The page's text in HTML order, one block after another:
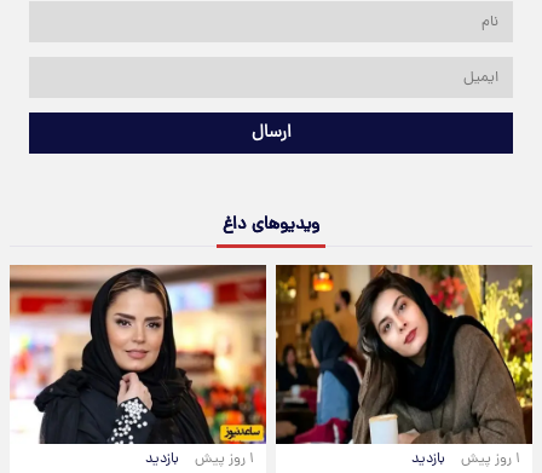
ارسال
ویدیوهای داغ
۱ روز پیش بازدید ۱ روز پیش بازدید